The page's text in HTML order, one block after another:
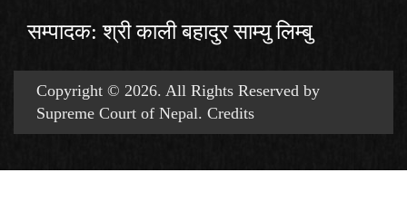
सम्पादक: श्री काली बहादुर साम्यु लिम्बु
Copyright © 2026. All Rights Reserved by
Supreme Court of Nepal. Credits